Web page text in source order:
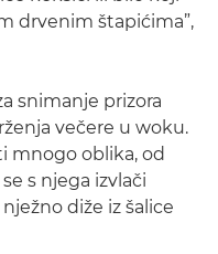
drvenim štapićima”,
snimanje prizora
večere u woku.
mnogo oblika, od
s njega izvlači
diže iz šalice